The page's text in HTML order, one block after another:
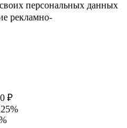
персональных данных
рекламно-
₽